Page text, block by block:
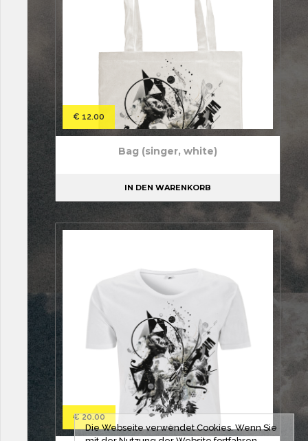
€ 12.00
Bag (singer, white)
IN DEN WARENKORB
€20.00
Die Webseite verwendet Cookies. Wenn Sie